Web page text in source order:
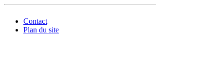
Contact
Plan du site